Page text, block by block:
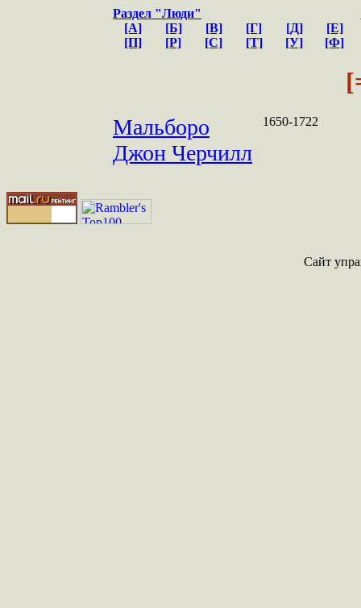
Раздел "Люди"
[А]
[Б] [В] [Г] [Д]
[Е]
[П]
[Р] [С] [Т] [У] [Ф]
Мальборо
Джон Черчилл
1650-1722
Сайт